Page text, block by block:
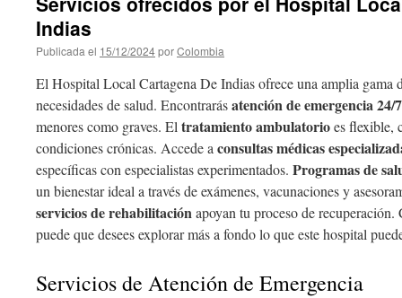
Indias
Publicada el 15/12/2024porColombia
El Hospital Local Cartagena De Indias ofrece una amplia gama
necesidades de salud. Encontrarásatención de emergencia 24/7
menores como graves. El tratamiento ambulatorioes flexible,
condiciones crónicas. Accede a consultas médicas
específicas con especialistas experimentados. Programas de
un bienestar ideal a través de exámenes, vacunaciones y
servicios de rehabilitaciónapoyan tu proceso de
puede que desees explorar más a fondo lo que este hospital
Servicios de Atención de Emergencia